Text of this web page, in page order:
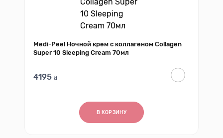
Medi-Peel Ночной крем с коллагеном Collagen
Super 10 Sleeping Cream 70мл
4195
В КОРЗИНУ